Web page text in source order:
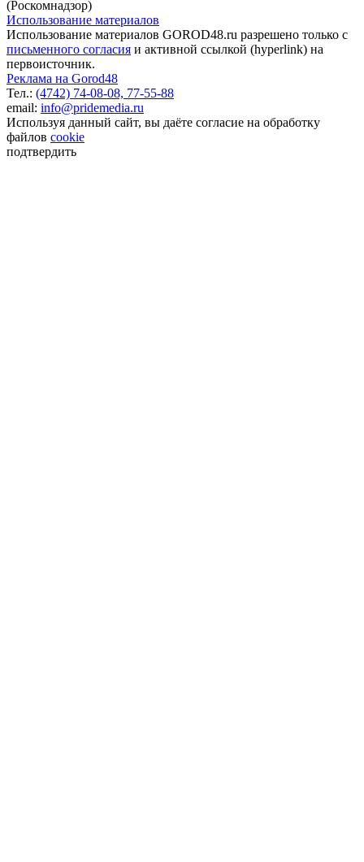
(Роскомнадзор)
Использование материалов
Использование материалов GOROD48.ru разрешено только с
письменного согласия и активной ссылкой (hyperlink) на
первоисточник.
Реклама на Gorod48
Тел.: (4742) 74-08-08, 77-55-88
email: info@pridemedia.ru
Используя данный сайт, вы даёте согласие на обработку
файлов cookie
подтвердить